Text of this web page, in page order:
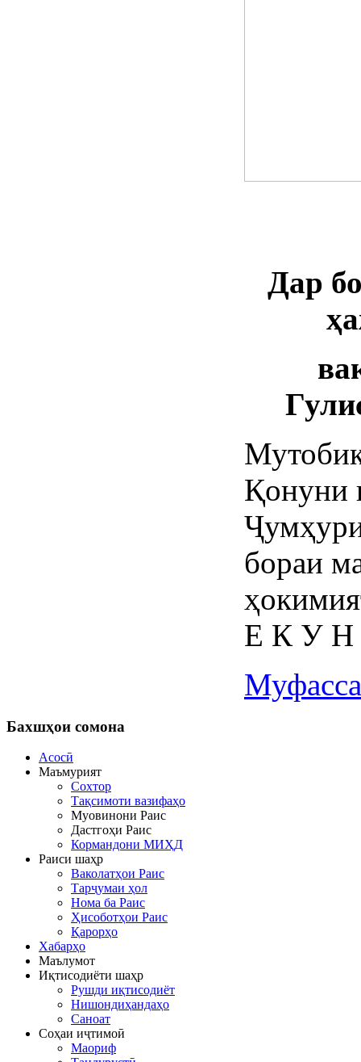
Дар
Қонуни
бораи
Е К У
Бахшҳои сомона
Асосӣ
Маъмурият
Сохтор
Тақсимоти вазифаҳо
Муовинони Раис
Дастгоҳи Раис
Кормандони МИҲД
Раиси шаҳр
Ваколатҳои Раис
Тарҷумаи ҳол
Нома ба Раис
Ҳисоботҳои Раис
Қарорҳо
Хабарҳо
Маълумот
Иқтисодиёти шаҳр
Рушди иқтисодиёт
Нишондиҳандаҳо
Саноат
Соҳаи иҷтимоӣ
Маориф